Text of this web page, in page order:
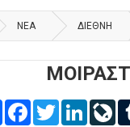
ΝΕΑ ΔΙΕΘΝΗ
Share FacebookTwitterLinkedIn